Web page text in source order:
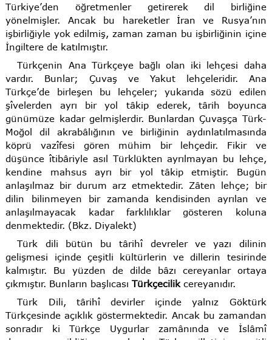
Türkiye’den öğretmenler getirerek dil birliğine
yönelmişler. Ancak bu hareketler İran ve Rusya’nın
işbirliğiyle yok edilmiş, zaman zaman bu işbirliğinin içine
İngiltere de katılmıştır.
Türkçenin Ana Türkçeye bağlı olan iki lehçesi daha
vardır. Bunlar; Çuvaş ve Yakut lehçeleridir. Ana
Türkçe’de birleşen bu lehçeler; yukarıda sözü edilen
şîvelerden ayrı bir yol tâkip ederek, târih boyunca
günümüze kadar gelmişlerdir. Bunlardan Çuvaşça Türk-
Moğol dil akrabâlığının ve birliğinin aydınlatılmasında
köprü vazîfesi gören mühim bir lehçedir. Fikir ve
düşünce îtibâriyle asıl Türklükten ayrılmayan bu lehçe,
kendine mahsus ayrı bir yol tâkip etmiştir. Bugün
anlaşılmaz bir durum arz etmektedir. Zâten lehçe; bir
dilin bilinmeyen bir zamanda kendisinden ayrılan ve
anlaşılmayacak kadar farklılıklar gösteren koluna
denmektedir. (Bkz. Diyalekt)
Türk dili bütün bu târihî devreler ve yazı dilinin
gelişmesi içinde çeşitli kültürlerin ve dillerin tesirinde
kalmıştır. Bu yüzden de dilde bâzı cereyanlar ortaya
çıkmıştır. Bunların başlıcasıTürkçecilikcereyanıdır.
Türk Dili, târihî devirler içinde yalnız Göktürk
Türkçesinde açıklık göstermektedir. Ancak bu zamandan
sonradır ki Türkçe Uygurlar zamânında ve İslâmî